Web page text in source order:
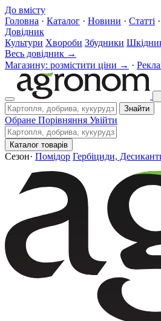
До вмісту
Головна · Каталог · Новини · Статті ·
Довідник
Культури Хвороби Збудники
Весь довідник →
Магазину: розмістити ціни → ·
Знайти
Обране Порівняння Увійти
Каталог товарів
Сезон· Помідор Гербіциди,